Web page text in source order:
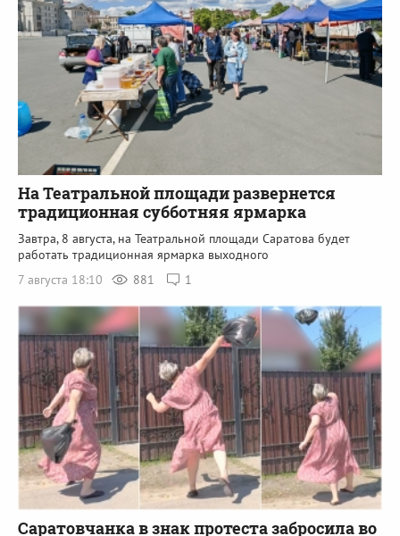
На Театральной площади развернется
традиционная субботняя ярмарка
Завтра, 8 августа, на Театральной площади Саратова будет
работать традиционная ярмарка выходного
7 августа 18:10
881 1
Саратовчанка в знак протеста забросила во